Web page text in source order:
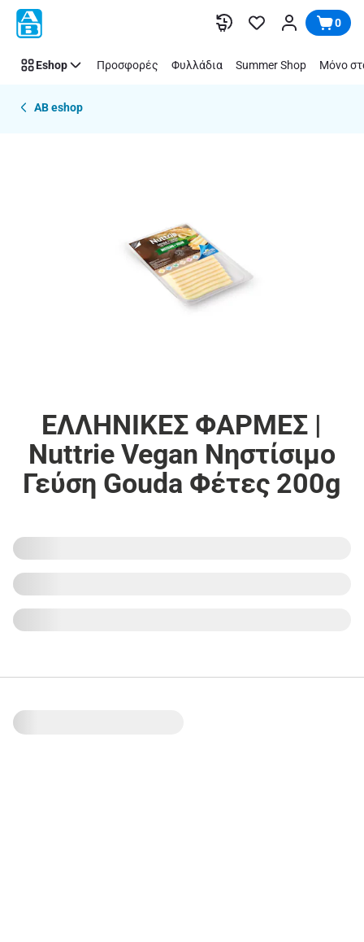
Παράλειψη 0
Eshop Προσφορές Φυλλάδια Summer Shop Μόνο
AB eshop
ΕΛΛΗΝΙΚΕΣ ΦΑΡΜΕΣ |
Nuttrie Vegan Νηστίσιμο
Γεύση Gouda Φέτες 200g